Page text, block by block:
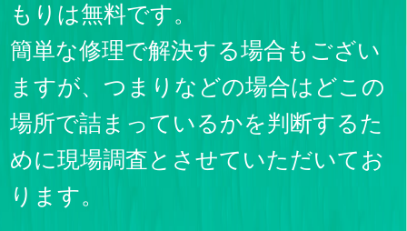
もりは無料です。
簡単な修理で解決する場合もござい
ますが、つまりなどの場合はどこの
場所で詰まっているかを判断するた
めに現場調査とさせていただいてお
ります。